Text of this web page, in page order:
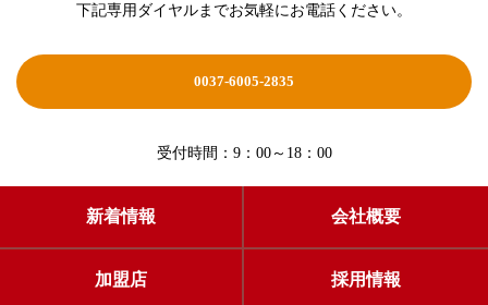
下記専用ダイヤルまでお気軽にお電話ください。
0037-6005-2835
受付時間：9：00～18：00
新着情報 会社概要
加盟店 採用情報